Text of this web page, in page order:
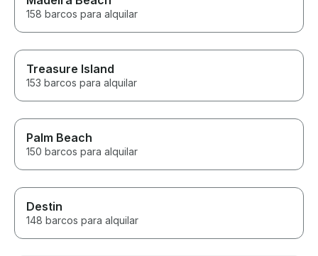
158 barcos para alquilar
Treasure Island
153 barcos para alquilar
Palm Beach
150 barcos para alquilar
Destin
148 barcos para alquilar